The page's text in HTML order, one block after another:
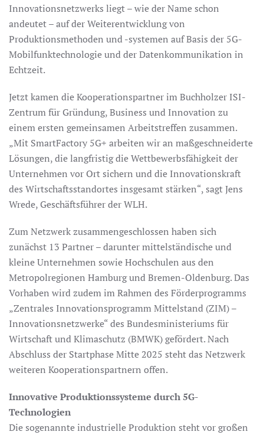
Innovationsnetzwerks liegt – wie der Name schon
andeutet – auf der Weiterentwicklung von
Produktionsmethoden und -systemen auf Basis der 5G-
Mobilfunktechnologie und der Datenkommunikation in
Echtzeit.
Jetzt kamen die Kooperationspartner im Buchholzer ISI-
Zentrum für Gründung, Business und Innovation zu
einem ersten gemeinsamen Arbeitstreffen zusammen.
„Mit SmartFactory 5G+ arbeiten wir an maßgeschneiderte
Lösungen, die langfristig die Wettbewerbsfähigkeit der
Unternehmen vor Ort sichern und die Innovationskraft
des Wirtschaftsstandortes insgesamt stärken“, sagt Jens
Wrede, Geschäftsführer der WLH.
Zum Netzwerk zusammengeschlossen haben sich
zunächst 13 Partner – darunter mittelständische und
kleine Unternehmen sowie Hochschulen aus den
Metropolregionen Hamburg und Bremen-Oldenburg. Das
Vorhaben wird zudem im Rahmen des Förderprogramms
„Zentrales Innovationsprogramm Mittelstand (ZIM) –
Innovationsnetzwerke“ des Bundesministeriums für
Wirtschaft und Klimaschutz (BMWK) gefördert. Nach
Abschluss der Startphase Mitte 2025 steht das Netzwerk
weiteren Kooperationspartnern offen.
Innovative Produktionssysteme durch 5G-
Technologien
Die sogenannte industrielle Produktion steht vor großen